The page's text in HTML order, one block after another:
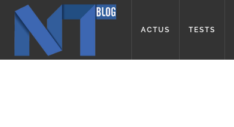
ACTUS TESTS